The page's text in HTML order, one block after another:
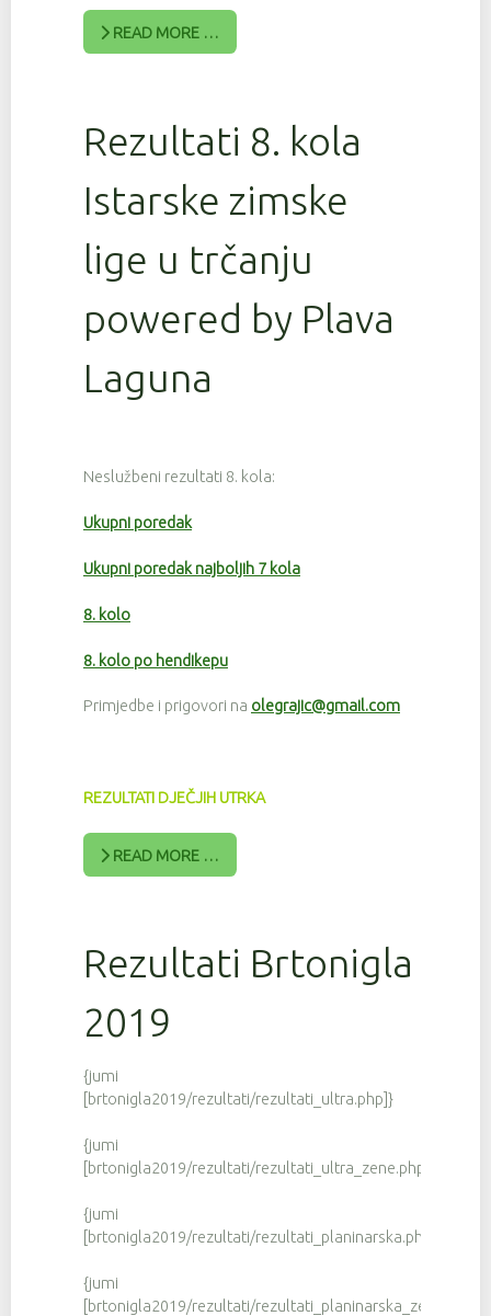
READ MORE …
Rezultati 8. kola
Istarske zimske
lige u trčanju
powered by Plava
Laguna
Neslužbeni rezultati 8. kola:
Ukupni poredak
Ukupni poredak najboljih 7 kola
8. kolo
8. kolo po hendikepu
Primjedbe i prigovori na olegrajic@gmail.com
REZULTATI DJEČJIH UTRKA
READ MORE …
Rezultati Brtonigla
2019
{jumi
[brtonigla2019/rezultati/rezultati_ultra.php]}
{jumi
[brtonigla2019/rezultati/rezultati_ultra_zene.php]}
{jumi
[brtonigla2019/rezultati/rezultati_planinarska.php]}
{jumi
[brtonigla2019/rezultati/rezultati_planinarska_zene.php]}